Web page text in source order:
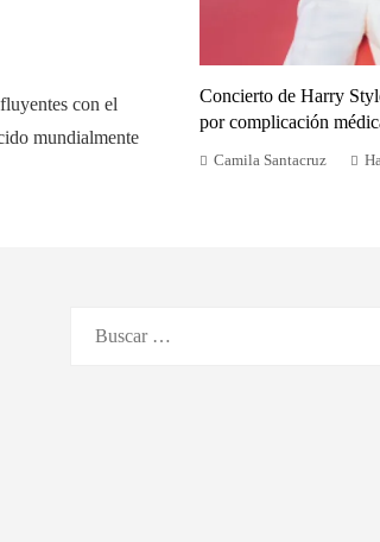
con el
mundialmente
Concierto de Harry
por complicación
Camila Santacruz